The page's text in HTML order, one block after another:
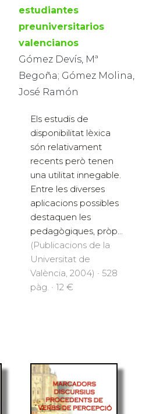
estudiantes
preuniversitarios
valencianos
Gómez Devís, Mª
Begoña; Gómez Molina,
José Ramón
Els estudis de
disponibilitat lèxica
són relativament
recents però tenen
una utilitat innegable.
Entre les diverses
aplicacions possibles
destaquen les
pedagògiques, pròp...
(Publicacions de la
Universitat de
València, 2004) · 528
pàg. · 12 €